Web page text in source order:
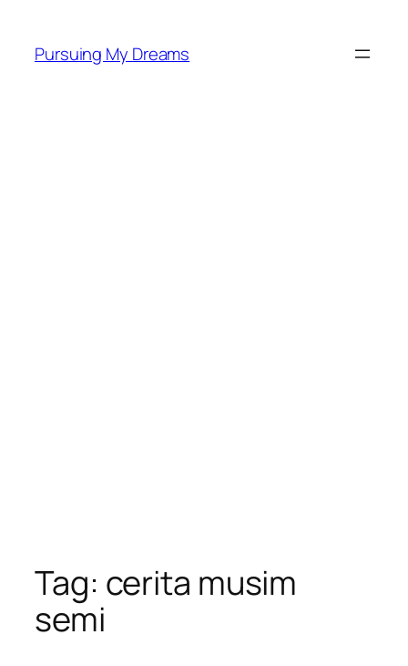
content
Pursuing My Dreams
Tag: cerita musim
semi